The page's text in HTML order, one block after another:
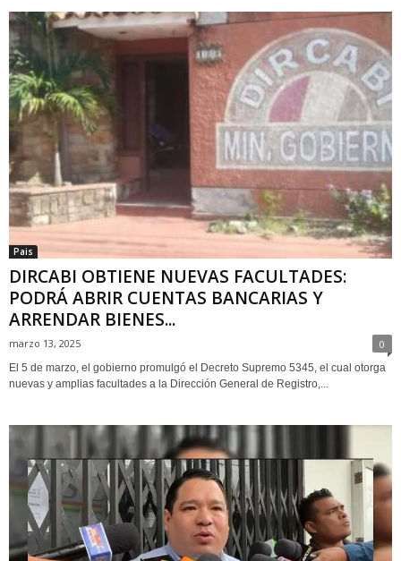
Pais
DIRCABI OBTIENE NUEVAS FACULTADES:
PODRÁ ABRIR CUENTAS BANCARIAS Y
ARRENDAR BIENES...
marzo 13, 2025 0
El 5 de marzo, el gobierno promulgó el Decreto Supremo 5345, el cual otorga
nuevas y amplias facultades a la Dirección General de Registro,...